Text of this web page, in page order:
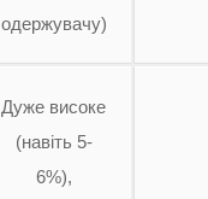
одержувачу)
Дуже високе
(навіть 5-
6%),